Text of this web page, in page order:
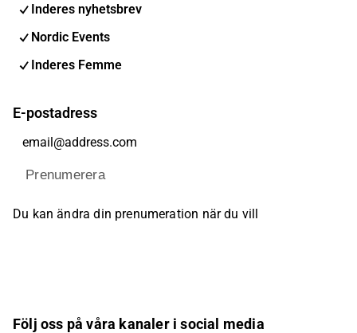
Inderes nyhetsbrev
Nordic Events
Inderes Femme
E-postadress
Prenumerera
Du kan ändra din prenumeration när du vill
Följ oss på våra kanaler i social media